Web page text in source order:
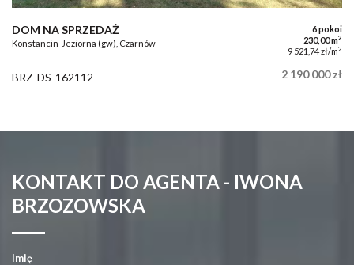
DOM NA SPRZEDAŻ
Konstancin-Jeziorna (gw), Czarnów
6 pokoi
230,00 m2
9 521,74 zł/m2
BRZ-DS-162112 2 190 000 zł
KONTAKT DO AGENTA - IWONA
BRZOZOWSKA
Imię